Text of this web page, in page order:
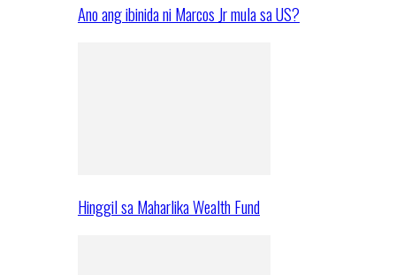
Ano ang ibinida ni Marcos Jr mula sa US?
Hinggil sa Maharlika Wealth Fund